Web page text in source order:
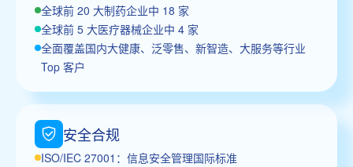
全球前 20 大制药企业中 18 家
全球前 5 大医疗器械企业中 4 家
全面覆盖国内大健康、泛零售、新智造、大服务等行业
Top 客户
安全合规
ISO/IEC 27001：信息安全管理国际标准